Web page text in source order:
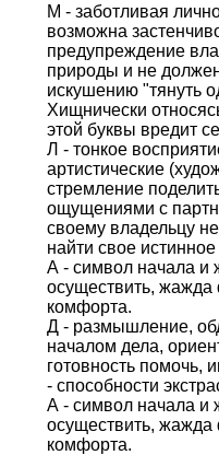
М - заботливая
возможна
предупреждение
природы и не
искушению "тянуть
Хищнически
этой буквы вредит
Л - тонкое
артистические
стремление
ощущениями с
своему владельцу
найти свое
А - символ начала и
осуществить, жажда
комфорта.
Д - размышление,
началом дела,
готовность помочь,
- способности
А - символ начала и
осуществить, жажда
комфорта.